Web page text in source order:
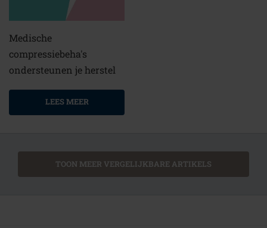
Medische
compressiebeha's
ondersteunen je herstel
LEES MEER
TOON MEER VERGELIJKBARE ARTIKELS